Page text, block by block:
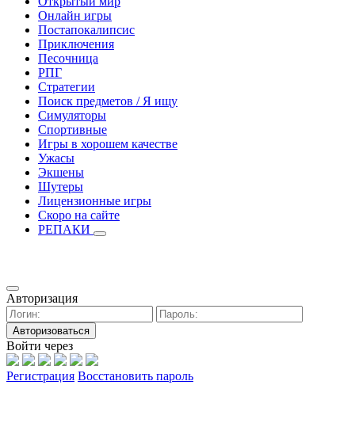
Онлайн игры
Постапокалипсис
Приключения
Песочница
РПГ
Стратегии
Поиск предметов / Я ищу
Симуляторы
Спортивные
Игры в хорошем качестве
Ужасы
Экшены
Шутеры
Лицензионные игры
Скоро на сайте
РЕПАКИ
Авторизация
Авторизоваться
Войти через
Регистрация Восстановить пароль